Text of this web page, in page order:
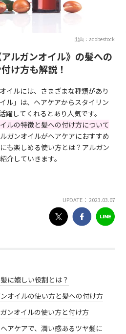
出典：adobestock
ルガンオイル》の髪への
け方も解説！
イルには、さまざまな種類があり
ル」は、ヘアケアからスタイリン
躍してくれるとあり人気です。
ルの特徴と髪への付け方について
ガンオイルがヘアケアにおすすめ
も楽しめる使い方とは？アルガン
介していきます。
UPDATE： 2023.03.07
に嬉しい役割とは？
オイルの使い方と髪への付け方
ンオイルの使い方と付け方
アケアで、潤い感あるツヤ髪に